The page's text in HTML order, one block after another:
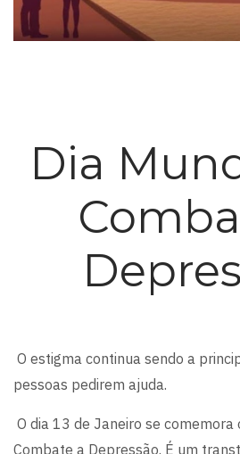
Dia
O estigma continua sendo a
pessoas pedirem ajuda.
O dia 13 de Janeiro se comemora
Combate a Depressão. É um